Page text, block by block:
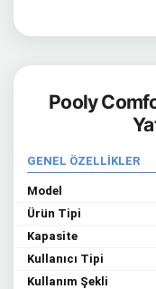
Pooly
GENEL ÖZELLİKLER
Model
Ürün Tipi
Kapasite
Kullanıcı Tipi
Kullanım Şekli